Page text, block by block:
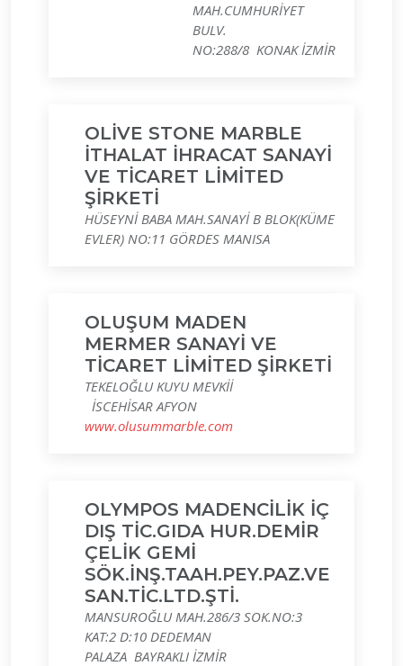
MAH.CUMHURİYET
BULV.
NO:288/8 KONAK İZMİR
OLİVE STONE MARBLE
İTHALAT İHRACAT SANAYİ
VE TİCARET LİMİTED
ŞİRKETİ
HÜSEYNİ BABA MAH.SANAYİ B BLOK(KÜME
EVLER) NO:11 GÖRDES MANISA
OLUŞUM MADEN
MERMER SANAYİ VE
TİCARET LİMİTED ŞİRKETİ
TEKELOĞLU KUYU MEVKİİ
İSCEHİSAR AFYON
www.olusummarble.com
OLYMPOS MADENCİLİK İÇ
DIŞ TİC.GIDA HUR.DEMİR
ÇELİK GEMİ
SÖK.İNŞ.TAAH.PEY.PAZ.VE
SAN.TİC.LTD.ŞTİ.
MANSUROĞLU MAH.286/3 SOK.NO:3
KAT:2 D:10 DEDEMAN
PALAZA BAYRAKLI İZMİR